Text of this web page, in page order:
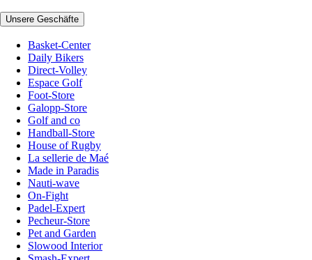
Unsere Geschäfte
Basket-Center
Daily Bikers
Direct-Volley
Espace Golf
Foot-Store
Galopp-Store
Golf and co
Handball-Store
House of Rugby
La sellerie de Maé
Made in Paradis
Nauti-wave
On-Fight
Padel-Expert
Pecheur-Store
Pet and Garden
Slowood Interior